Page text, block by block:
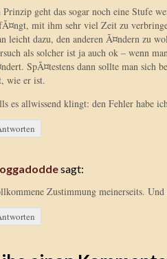
geht das sogar noch eine Stufe
mit ihm sehr viel Zeit zu
leicht dazu, den anderen Ã¤ndern zu
als solcher ist ja auch ok – wenn
SpÃ¤testens dann sollte man sich
wie er ist.
es allwissend klingt: den Fehler habe
sagt:
Zustimmung meinerseits.